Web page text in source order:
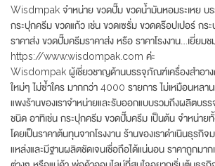
Wisdmpak จำหน่าย ขวดปั๊ม ขวดน้ำมันหอมระเหย บ
กระปุกครีม ขวดแก้ว เช่น ขวดเซรั่ม ขวดดร๊อปเปอร์ กร
ราคาส่ง ขวดปั๊มครีมราคาส่ง หรือ ราคาโรงงาน….เยี่ยมช
https://www.wisdompak.com ค่ะ
Wisdompak ผู้เชี่ยวชาญด้านบรรจุภัณฑ์เครื่องสำอาง
ใหม่ๆ ไม่ซ้ำใคร มากกว่า 4000 รายการ ไม่เหมือนหลา
แพงร้านของเราจำหน่ายและรับออกแบบรวมถึงผลิตบร
ชนิด อาทิเช่น กระปุกครีม ขวดปั๊มครีม เป็นต้น จำหน่ายทั้
โดยเป็นราคาต้นทุนจากโรงงาน ร้านของเราดำเนินธุรกิ
แหล่งและมีฐานผลิตชัดเจนเชื่อถือได้แน่นอน ราคาถูกมา